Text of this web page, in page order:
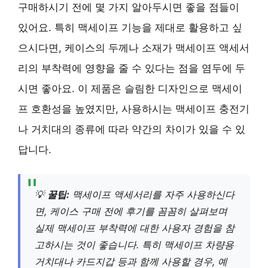
구매하시기 전에 몇 가지 알아두시면 좋을 점들이
있어요. 특히 맥세이프 기능을 제대로 활용하고 싶
으시다면, 케이스의 두께나 소재가 맥세이프 액세서
리의 부착력에 영향을 줄 수 있다는 점을 염두에 두
시면 좋아요. 이 제품은 슬림한 디자인으로 맥세이
프 호환성을 높였지만, 사용하시는 맥세이프 충전기
나 거치대의 종류에 따라 약간의 차이가 있을 수 있
답니다.
💡 꿀팁: 맥세이프 액세서리를 자주 사용하신다
면, 케이스 구매 전에 후기를 꼼꼼히 살펴보며
실제 맥세이프 부착력에 대한 사용자 경험을 참
고하시는 것이 좋습니다. 특히 맥세이프 차량용
거치대나 카드지갑 등과 함께 사용할 경우, 예